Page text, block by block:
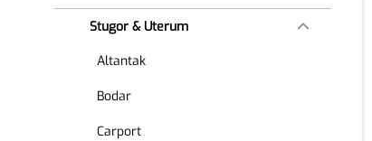
Stugor & Uterum
Altantak
Bodar
Carport